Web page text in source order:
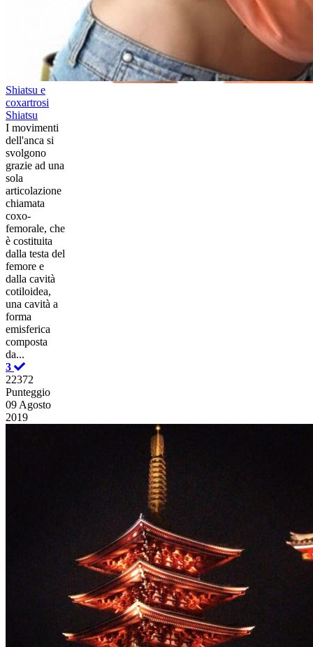
Shiatsu e
coxartrosi
Shiatsu
​I movimenti
dell'anca si
svolgono
grazie ad una
sola
articolazione
chiamata
coxo-
femorale, che
è costituita
dalla testa del
femore e
dalla cavità
cotiloidea,
una cavità a
forma
emisferica
composta
da...
3
22372
Punteggio
09 Agosto
2019